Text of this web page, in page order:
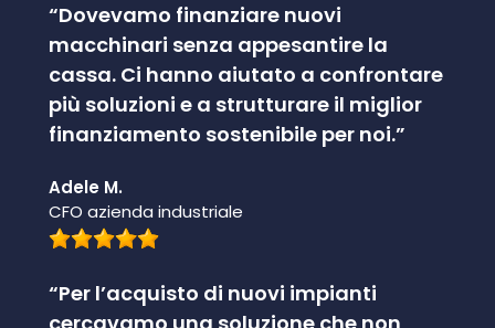
“Dovevamo finanziare nuovi
macchinari senza appesantire la
cassa. Ci hanno aiutato a confrontare
più soluzioni e a strutturare il miglior
finanziamento sostenibile per noi.”
Adele M.
CFO azienda industriale
“Per l’acquisto di nuovi impianti
cercavamo una soluzione che non